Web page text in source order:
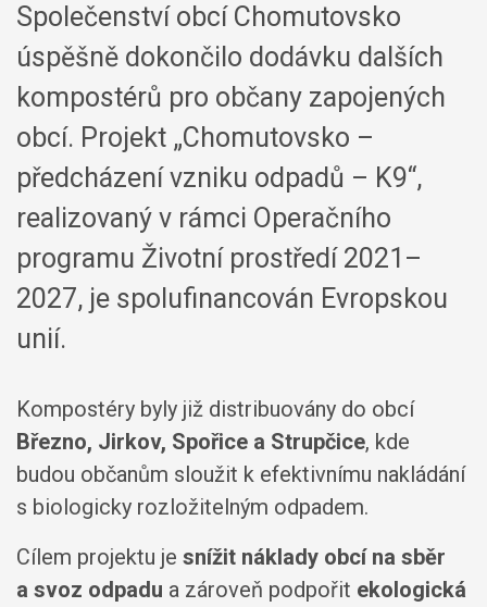
Společenství obcí Chomutovsko
úspěšně dokončilo dodávku dalších
kompostérů pro občany zapojených
obcí. Projekt „Chomutovsko –
předcházení vzniku odpadů – K9“,
realizovaný v rámci Operačního
programu Životní prostředí 2021–
2027, je spolufinancován Evropskou
unií.
Kompostéry byly již distribuovány do obcí
Březno, Jirkov, Spořice a Strupčice, kde
budou občanům sloužit k efektivnímu nakládání
s biologicky rozložitelným odpadem.
Cílem projektu je snížit náklady obcí na sběr
a svoz odpadu a zároveň podpořit ekologická